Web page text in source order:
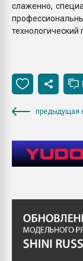
слаженно,
технологический
предыдущая